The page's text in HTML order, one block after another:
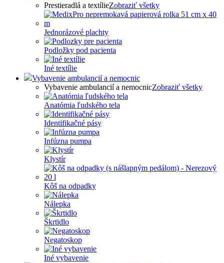
Prestieradlá a textílieZobraziť všetky
Jednorázové plachty
Podložky pod pacienta
Iné textílie
Vybavenie ambulancií a nemocnic
Vybavenie ambulancií a nemocnicZobraziť všetky
Anatómia ľudského tela
Identifikačné pásy
Infúzna pumpa
Klystír
Kôš na odpadky
Nálepka
Škrtidlo
Negatoskop
Iné vybavenie